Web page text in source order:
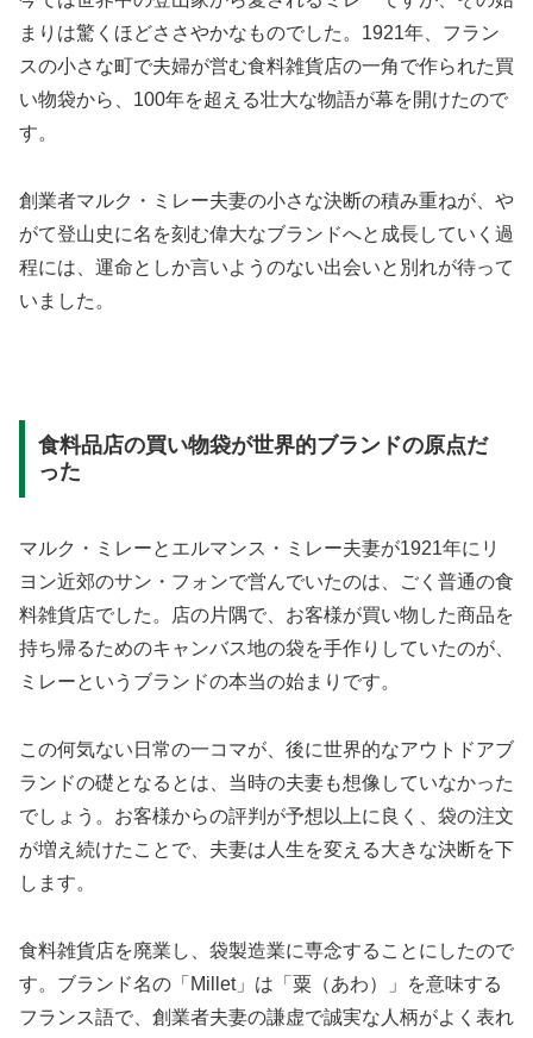
まりは驚くほどささやかなものでした。1921年、フラン
スの小さな町で夫婦が営む食料雑貨店の一角で作られた買
い物袋から、100年を超える壮大な物語が幕を開けたので
す。
創業者マルク・ミレー夫妻の小さな決断の積み重ねが、や
がて登山史に名を刻む偉大なブランドへと成長していく過
程には、運命としか言いようのない出会いと別れが待って
いました。
食料品店の買い物袋が世界的ブランドの原点だ
った
マルク・ミレーとエルマンス・ミレー夫妻が1921年にリ
ヨン近郊のサン・フォンで営んでいたのは、ごく普通の食
料雑貨店でした。店の片隅で、お客様が買い物した商品を
持ち帰るためのキャンバス地の袋を手作りしていたのが、
ミレーというブランドの本当の始まりです。
この何気ない日常の一コマが、後に世界的なアウトドアブ
ランドの礎となるとは、当時の夫妻も想像していなかった
でしょう。お客様からの評判が予想以上に良く、袋の注文
が増え続けたことで、夫妻は人生を変える大きな決断を下
します。
食料雑貨店を廃業し、袋製造業に専念することにしたので
す。ブランド名の「Millet」は「粟（あわ）」を意味する
フランス語で、創業者夫妻の謙虚で誠実な人柄がよく表れ